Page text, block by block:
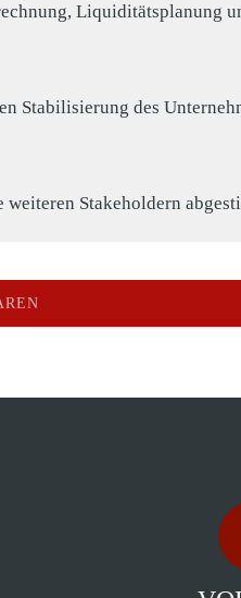
Liquiditätsplanung
Stabilisierung des
Stakeholdern